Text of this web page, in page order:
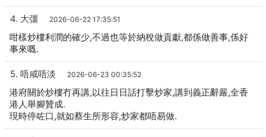
4. 大彊 2026-06-22 17:35:51
咁樣炒樓利潤的確少,不過也等於納稅做貢獻,都係做善事,係好
事來嘅.
5. 唔咸唔淡 2026-06-23 00:35:52
港府關於炒樓冇再講,以往日日話打擊炒家,講到義正辭嚴,全香
港人舉腳贊成.
現時停咗口,就如蔡生所形容,炒家都唔易做.